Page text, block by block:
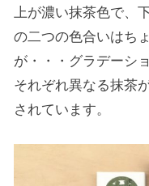
上が濃い抹茶色で、
の二つの色合いはち
が・・・グラデーシ
それぞれ異なる抹茶
されています。